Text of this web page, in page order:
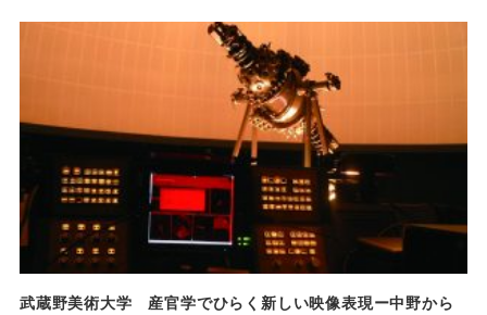
武蔵野美術大学 産官学でひらく新しい映像表現ー中野から